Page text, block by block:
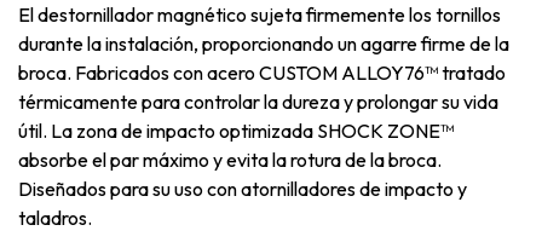
El destornillador magnético sujeta firmemente los tornillos
durante la instalación, proporcionando un agarre firme de la
broca. Fabricados con acero CUSTOM ALLOY76™ tratado
térmicamente para controlar la dureza y prolongar su vida
útil. La zona de impacto optimizada SHOCK ZONE™
absorbe el par máximo y evita la rotura de la broca.
Diseñados para su uso con atornilladores de impacto y
taladros.